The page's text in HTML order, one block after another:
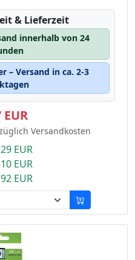
& Lieferzeit
innerhalb von 24
– Versand in ca. 2-3
EUR
Versandkosten
EUR
EUR
EUR